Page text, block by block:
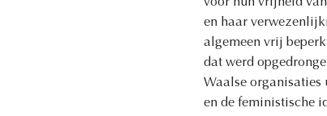
voor hun vrijheid
en haar
algemeen vrij
dat werd
Waalse organisaties
en de feministische